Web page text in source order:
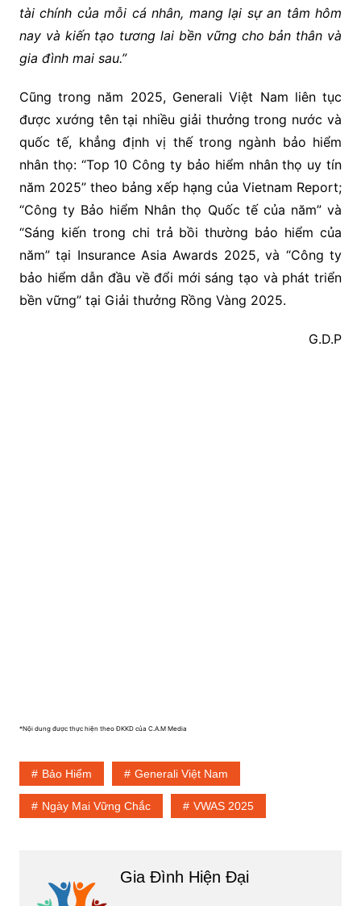
tài chính của mỗi cá nhân, mang lại sự an tâm hôm
nay và kiến tạo tương lai bền vững cho bản thân và
gia đình mai sau.”
Cũng trong năm 2025, Generali Việt Nam liên tục
được xướng tên tại nhiều giải thưởng trong nước và
quốc tế, khẳng định vị thế trong ngành bảo hiểm
nhân thọ: “Top 10 Công ty bảo hiểm nhân thọ uy tín
năm 2025” theo bảng xếp hạng của Vietnam Report;
“Công ty Bảo hiểm Nhân thọ Quốc tế của năm” và
“Sáng kiến trong chi trả bồi thường bảo hiểm của
năm” tại Insurance Asia Awards 2025, và “Công ty
bảo hiểm dẫn đầu về đổi mới sáng tạo và phát triển
bền vững” tại Giải thưởng Rồng Vàng 2025.
G.D.P
*Nội dung được thực hiện theo ĐKKD của C.A.M Media
Bảo Hiểm Generali Việt Nam
Ngày Mai Vững Chắc VWAS 2025
Gia Đình Hiện Đại